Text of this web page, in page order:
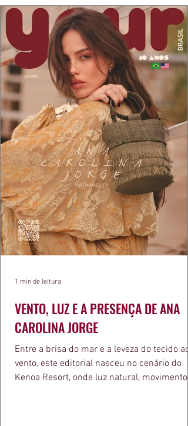
VENTO, LUZ E A PRESENÇA DE ANA
CAROLINA JORGE
Entre a brisa do mar e a leveza do tecido ao
vento, este editorial nasceu no cenário do
Kenoa Resort, onde luz natural, movimento e
1 min de leitura